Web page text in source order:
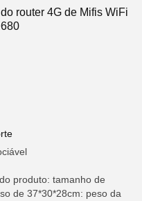
router 4G de Mifis WiFi
produto: tamanho de
de 37*30*28cm: peso da